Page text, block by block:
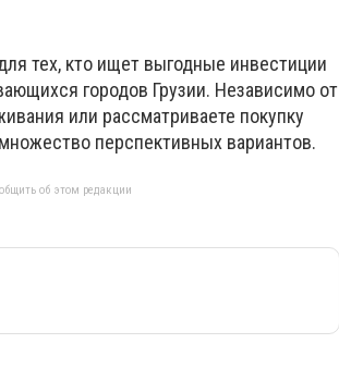
тех, кто ищет выгодные инвестиции
городов Грузии. Независимо от
или рассматриваете покупку
перспективных вариантов.
об этом редакции